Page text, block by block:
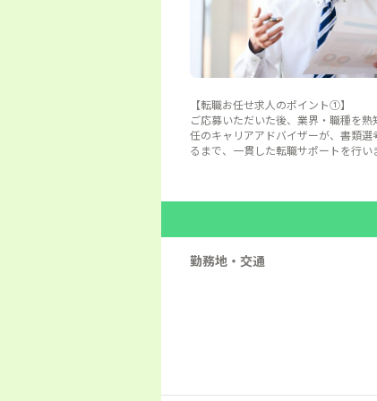
【転職お任せ求人のポイント①】
ご応募いただいた後、業界・職種を
任のキャリアアドバイザーが、書類選
るまで、一貫した転職サポートを行い
勤務地・交通